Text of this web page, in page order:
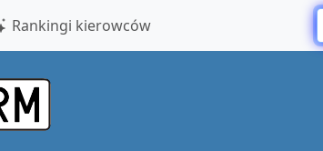
Rankingi kierowców